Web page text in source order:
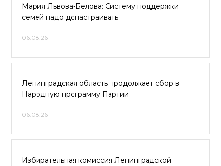
Мария Львова-Белова: Систему поддержки
семей надо донастраивать
06.08.26
Ленинградская область продолжает сбор в
Народную программу Партии
06.08.26
Избирательная комиссия Ленинградской